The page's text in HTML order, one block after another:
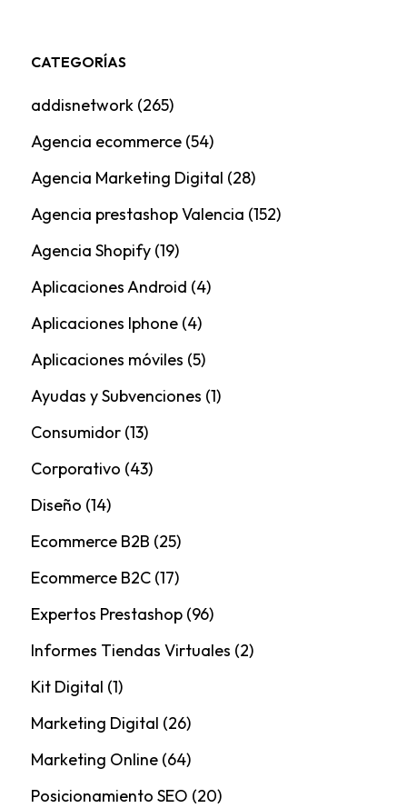
CATEGORÍAS
addisnetwork(265)
Agencia ecommerce(54)
Agencia Marketing Digital (28)
Agencia prestashop Valencia (152)
Agencia Shopify(19)
Aplicaciones Android (4)
Aplicaciones Iphone(4)
Aplicaciones móviles (5)
Ayudas y Subvenciones (1)
Consumidor(13)
Corporativo (43)
Diseño (14)
Ecommerce B2B (25)
Ecommerce B2C(17)
Expertos Prestashop(96)
Informes Tiendas Virtuales (2)
Kit Digital (1)
Marketing Digital (26)
Marketing Online(64)
Posicionamiento SEO (20)